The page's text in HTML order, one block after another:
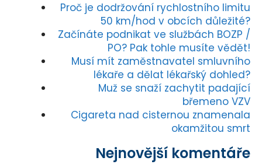
Proč je dodržování rychlostního limitu
50 km/hod v obcích důležité?
Začínáte podnikat ve službách BOZP /
PO? Pak tohle musíte vědět!
Musí mít zaměstnavatel smluvního
lékaře a dělat lékařský dohled?
Muž se snaží zachytit padající
břemeno VZV
Cigareta nad cisternou znamenala
okamžitou smrt
Nejnovější komentáře